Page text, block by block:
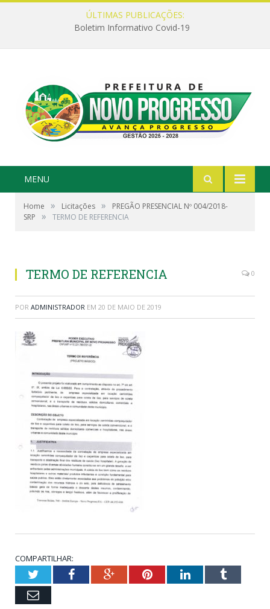
ÚLTIMAS PUBLICAÇÕES:
Boletim Informativo Covid-19
MENU
Home » Licitações »
PREGÃO PRESENCIAL Nº 004/2018-
SRP
» TERMO DE REFERENCIA
TERMO DE REFERENCIA 0
POR ADMINISTRADOR EM 20 DE MAIO DE 2019
COMPARTILHAR:
TwitterFacebookGoogle+PinterestLinkedInTumblr
Email